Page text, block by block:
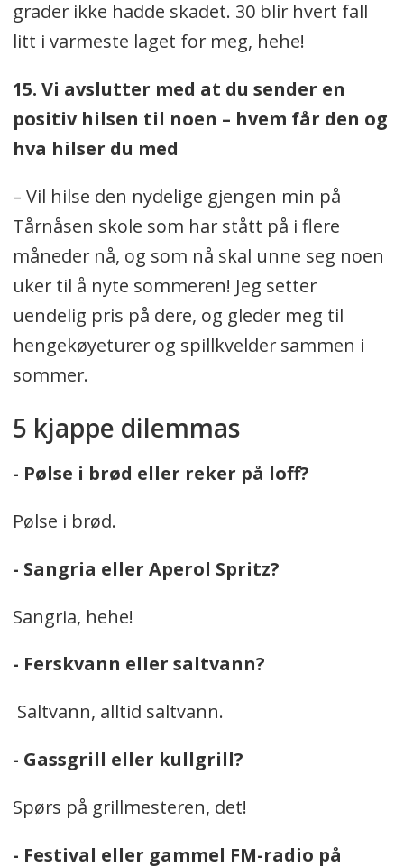
grader ikke hadde skadet. 30 blir hvert fall
litt i varmeste laget for meg, hehe!
15. Vi avslutter med at du sender en
positiv hilsen til noen – hvem får den og
hva hilser du med
– Vil hilse den nydelige gjengen min på
Tårnåsen skole som har stått på i flere
måneder nå, og som nå skal unne seg noen
uker til å nyte sommeren! Jeg setter
uendelig pris på dere, og gleder meg til
hengekøyeturer og spillkvelder sammen i
sommer.
5 kjappe dilemmas
- Pølse i brød eller reker på loff?
Pølse i brød.
- Sangria eller Aperol Spritz?
Sangria, hehe!
- Ferskvann eller saltvann?
Saltvann, alltid saltvann.
- Gassgrill eller kullgrill?
Spørs på grillmesteren, det!
- Festival eller gammel FM-radio på